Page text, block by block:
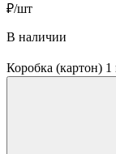
₽/шт
В наличии
Коробка (картон)